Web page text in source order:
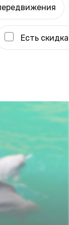
Есть скидка